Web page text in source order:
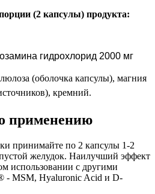
(2 капсулы) продукта:
гидрохлорид 2000 мг
(оболочка капсулы), магния
кремний.
применению
принимайте по 2 капсулы 1-2
желудок. Наилучший эффект
использовании с другими
- MSM, Hyaluronic Acid и D-